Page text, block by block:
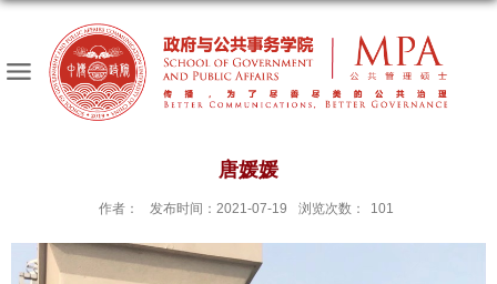
唐媛媛
作者： 发布时间：2021-07-19 浏览次数： 101